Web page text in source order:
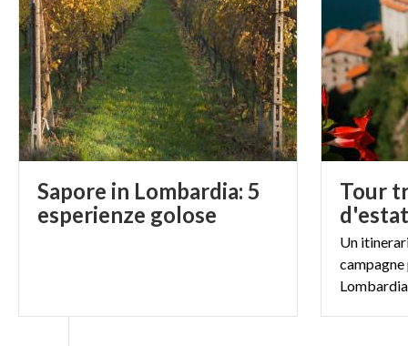
Sapore in Lombardia: 5
esperienze golose
Tour
Un
campagne